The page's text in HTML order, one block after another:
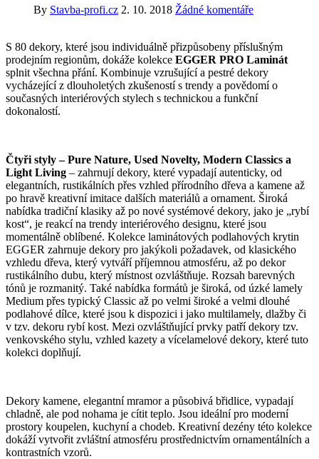
By Stavba-profi.cz 2. 10. 2018 Žádné komentáře
S 80 dekory, které jsou individuálně přizpůsobeny příslušným
prodejním regionům, dokáže kolekce EGGER PRO Laminát
splnit všechna přání. Kombinuje vzrušující a pestré dekory
vycházející z dlouholetých zkušeností s trendy a povědomí o
současných interiérových stylech s technickou a funkční
dokonalostí.
Čtyři styly – Pure Nature, Used Novelty, Modern Classics a
Light Living – zahrnují dekory, které vypadají autenticky, od
elegantních, rustikálních přes vzhled přírodního dřeva a kamene až
po hravě kreativní imitace dalších materiálů a ornament. Široká
nabídka tradiční klasiky až po nové systémové dekory, jako je „rybí
kost“, je reakcí na trendy interiérového designu, které jsou
momentálně oblíbené. Kolekce laminátových podlahových krytin
EGGER zahrnuje dekory pro jakýkoli požadavek, od klasického
vzhledu dřeva, který vytváří příjemnou atmosféru, až po dekor
rustikálního dubu, který místnost ozvláštňuje. Rozsah barevných
tónů je rozmanitý. Také nabídka formátů je široká, od úzké lamely
Medium přes typický Classic až po velmi široké a velmi dlouhé
podlahové dílce, které jsou k dispozici i jako multilamely, dlažby či
v tzv. dekoru rybí kost. Mezi ozvláštňující prvky patří dekory tzv.
venkovského stylu, vzhled kazety a vícelamelové dekory, které tuto
kolekci doplňují.
Dekory kamene, elegantní mramor a působivá břidlice, vypadají
chladně, ale pod nohama je cítit teplo. Jsou ideální pro moderní
prostory koupelen, kuchyní a chodeb. Kreativní dezény této kolekce
dokáží vytvořit zvláštní atmosféru prostřednictvím ornamentálních a
kontrastních vzorů.